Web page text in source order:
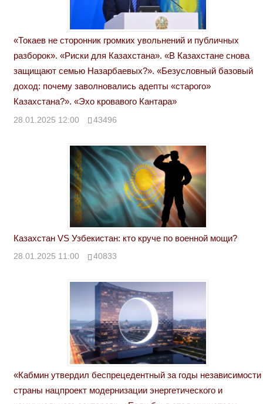
«Токаев не сторонник громких увольнений и публичных
разборок». «Риски для Казахстана». «В Казахстане снова
защищают семью Назарбаевых?». «Безусловный базовый
доход: почему заволновались адепты «старого»
Казахстана?». «Эхо кровавого Кантара»
28.01.2025 12:00 43496
Казахстан VS Узбекистан: кто круче по военной мощи?
28.01.2025 11:00 40833
«Кабмин утвердил беспрецедентный за годы независимости
страны нацпроект модернизации энергетического и